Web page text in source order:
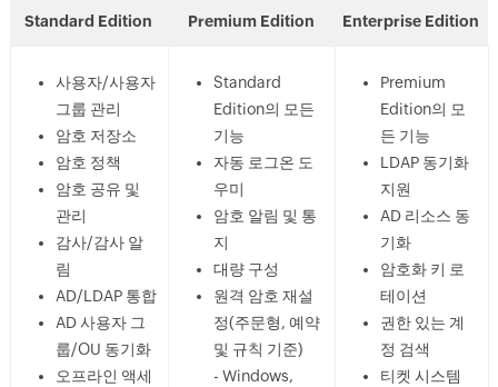
Standard Edition Premium Edition Enterprise Edition
사용자/사용자
그룹 관리
암호 저장소
암호 정책
암호 공유 및
관리
감사/감사 알
림
AD/LDAP 통합
AD 사용자 그
룹/OU 동기화
오프라인 액세
Standard
Edition의 모든
기능
자동 로그온 도
우미
암호 알림 및 통
지
대량 구성
원격 암호 재설
정(주문형, 예약
및 규칙 기준)
- Windows,
Premium
Edition의 모
든 기능
LDAP 동기화
지원
AD 리소스 동
기화
암호화 키 로
테이션
권한 있는 계
정 검색
티켓 시스템